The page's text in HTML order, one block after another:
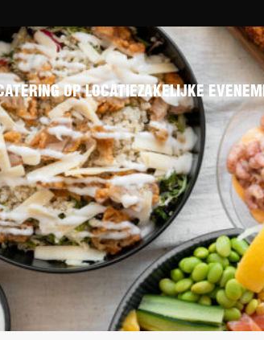
OP LOCATIEZAKELIJKE